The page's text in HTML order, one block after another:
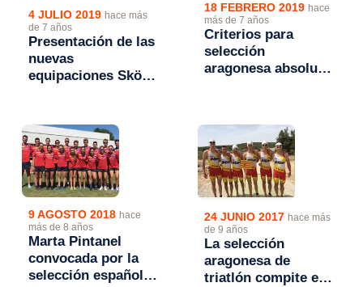
4 JULIO 2019 hace más
de 7 años
Presentación de las
nuevas
equipaciones Sköll
triatlón
18 FEBRERO 2019 hace
más de 7 años
Criterios para
selección
aragonesa absoluta
9 AGOSTO 2018 hace
más de 8 años
Marta Pintanel
convocada por la
selección española
24 JUNIO 2017 hace más
de 9 años
La selección
aragonesa de
triatlón compite en